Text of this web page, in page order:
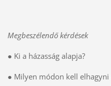
Megbeszélendő kérdések
● Ki a házasság alapja?
● Milyen módon kell elhagyni